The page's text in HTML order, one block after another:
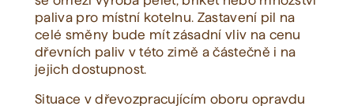
paliva pro místní kotelnu. Zastavení pil na
celé směny bude mít zásadní vliv na cenu
dřevních paliv v této zimě a částečně i na
jejich dostupnost.
Situace v dřevozpracujícím oboru opravdu